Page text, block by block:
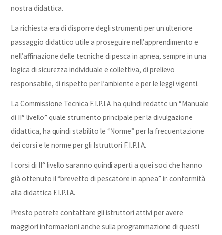
nostra didattica.
La richiesta era di disporre degli strumenti per un ulteriore
passaggio didattico utile a proseguire nell’apprendimento e
nell’affinazione delle tecniche di pesca in apnea, sempre in una
logica di sicurezza individuale e collettiva, di prelievo
responsabile, di rispetto per l’ambiente e per le leggi vigenti.
La Commissione Tecnica F.I.P.I.A. ha quindi redatto un “Manuale
di II° livello” quale strumento principale per la divulgazione
didattica, ha quindi stabilito le “Norme” per la frequentazione
dei corsi e le norme per gli Istruttori F.I.P.I.A.
I corsi di II° livello saranno quindi aperti a quei soci che hanno
già ottenuto il “brevetto di pescatore in apnea” in conformità
alla didattica F.I.P.I.A.
Presto potrete contattare gli istruttori attivi per avere
maggiori informazioni anche sulla programmazione di questi